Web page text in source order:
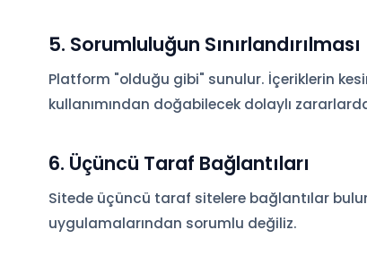
5. Sorumluluğun Sınırlandırılması
Platform "olduğu gibi" sunulur. İçeriklerin
kullanımından doğabilecek dolaylı
6. Üçüncü Taraf Bağlantıları
Sitede üçüncü taraf sitelere bağlantılar
uygulamalarından sorumlu değiliz.